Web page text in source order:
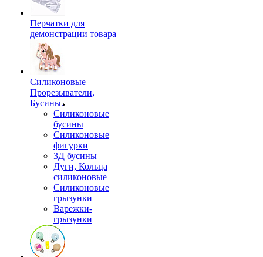
Перчатки для
демонстрации товара
Силиконовые
Прорезыватели,
Бусины.
Силиконовые
бусины
Силиконовые
фигурки
3Д бусины
Дуги, Кольца
силиконовые
Силиконовые
грызунки
Варежки-
грызунки